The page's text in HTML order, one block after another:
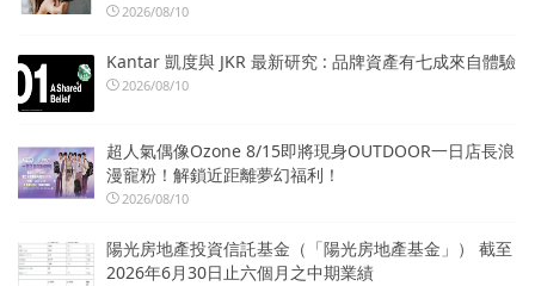
2026/08/10
Kantar 凱度與 JKR 最新研究 : 品牌資產有七成來自體驗
2026/08/10
超人氣偶像Ozone 8/15即將現身OUTDOOR一日店長浪
漫寵粉！解鎖近距離夢幻福利！
2026/08/10
陽光房地產投資信託基金（「陽光房地產基金」） 截至
2026年6月30日止六個月之中期業績